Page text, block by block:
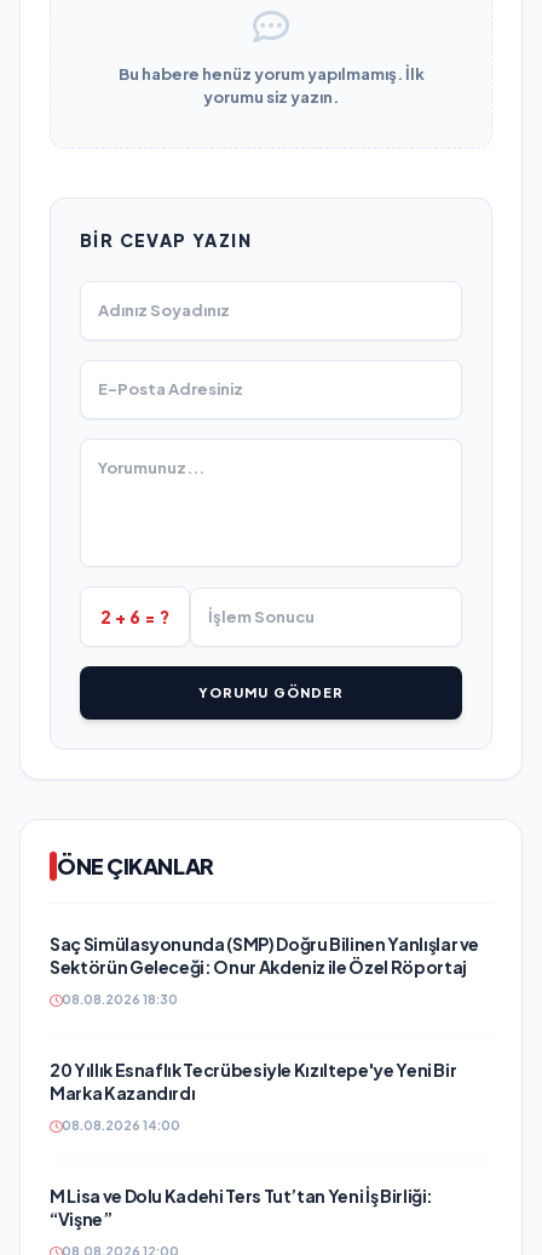
Bu habere henüz yorum yapılmamış. İlk
yorumu siz yazın.
BIR CEVAP YAZIN
2 + 6 = ?
YORUMU GÖNDER
ÖNE ÇIKANLAR
Saç Simülasyonunda (SMP) Doğru Bilinen Yanlışlar ve
Sektörün Geleceği: Onur Akdeniz ile Özel Röportaj
08.08.2026 18:30
20 Yıllık Esnaflık Tecrübesiyle Kızıltepe'ye Yeni Bir
Marka Kazandırdı
08.08.2026 14:00
M Lisa ve Dolu Kadehi Ters Tut’tan Yeni İş Birliği:
“Vişne”
08.08.2026 12:00